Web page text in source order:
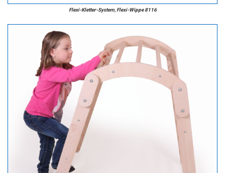
Flexi-Kletter-System, Flexi-Wippe 8116